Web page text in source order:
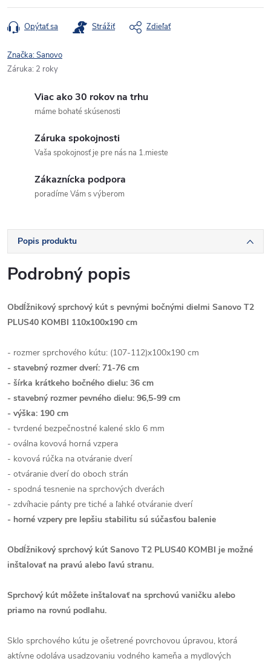
Opýtať sa Strážiť Zdieľať
Značka:Sanovo
Záruka: 2 roky
Viac ako 30 rokov na trhu
máme bohaté skúsenosti
Záruka spokojnosti
Vaša spokojnosť je pre nás na 1.mieste
Zákaznícka podpora
poradíme Vám s výberom
Popis produktu
Podrobný popis
Obdĺžnikový sprchový kút s pevnými bočnými dielmi Sanovo T2
PLUS40 KOMBI 110x100x190 cm
- rozmer sprchového kútu: (107-112)x100x190 cm
- stavebný rozmer dverí: 71-76 cm
- šírka krátkeho bočného dielu: 36 cm
- stavebný rozmer pevného dielu: 96,5-99 cm
- výška: 190 cm
- tvrdené bezpečnostné kalené sklo 6 mm
- oválna kovová horná vzpera
- kovová rúčka na otváranie dverí
- otváranie dverí do oboch strán
- spodná tesnenie na sprchových dverách
- zdvíhacie pánty pre tiché a ľahké otváranie dverí
- horné vzpery pre lepšiu stabilitu sú súčasťou balenie
Obdĺžnikový sprchový kút Sanovo T2 PLUS40 KOMBI je možné
inštalovať na pravú alebo ľavú stranu.
Sprchový kút môžete inštalovať na sprchovú vaničku alebo
priamo na rovnú podlahu.
Sklo sprchového kútu je ošetrené povrchovou úpravou, ktorá
aktívne odoláva usadzovaniu vodného kameňa a mydlových